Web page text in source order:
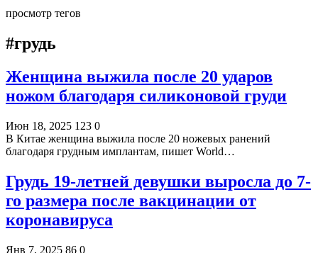
просмотр тегов
#грудь
Женщина выжила после 20 ударов
ножом благодаря силиконовой груди
Июн 18, 2025 123 0
В Китае женщина выжила после 20 ножевых ранений
благодаря грудным имплантам, пишет World…
Грудь 19-летней девушки выросла до 7-
го размера после вакцинации от
коронавируса
Янв 7, 2025 86 0